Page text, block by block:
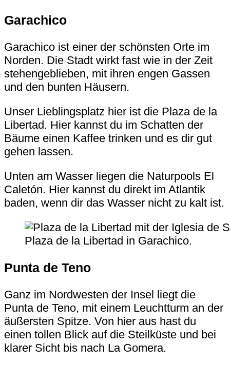
Garachico
Garachico ist einer der schönsten Orte im
Norden. Die Stadt wirkt fast wie in der Zeit
stehengeblieben, mit ihren engen Gassen
und den bunten Häusern.
Unser Lieblingsplatz hier ist die Plaza de la
Libertad. Hier kannst du im Schatten der
Bäume einen Kaffee trinken und es dir gut
gehen lassen.
Unten am Wasser liegen die Naturpools El
Caletón. Hier kannst du direkt im Atlantik
baden, wenn dir das Wasser nicht zu kalt ist.
Plaza de la Libertad in Garachico.
Punta de Teno
Ganz im Nordwesten der Insel liegt die
Punta de Teno, mit einem Leuchtturm an der
äußersten Spitze. Von hier aus hast du
einen tollen Blick auf die Steilküste und bei
klarer Sicht bis nach La Gomera.